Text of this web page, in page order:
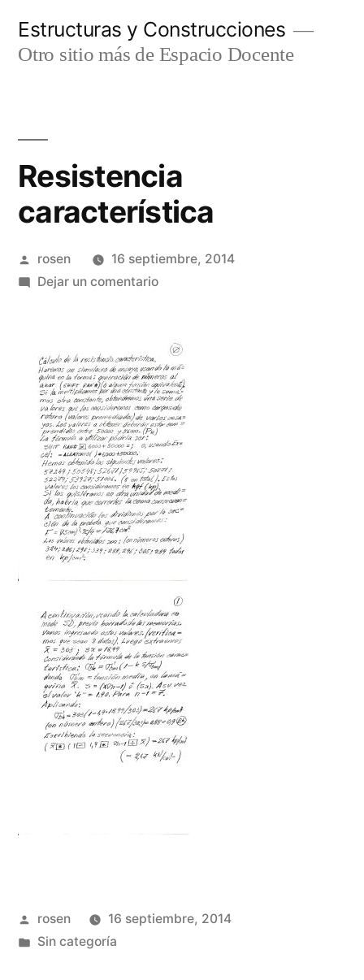
Estructuras y Construcciones
Otro sitio más de Espacio Docente
Resistencia
característica
Publicado
por
rosen
16 septiembre, 2014
Dejar un comentarioen
Publicado
por
rosen
16 septiembre, 2014
Publicada
Sin categoría